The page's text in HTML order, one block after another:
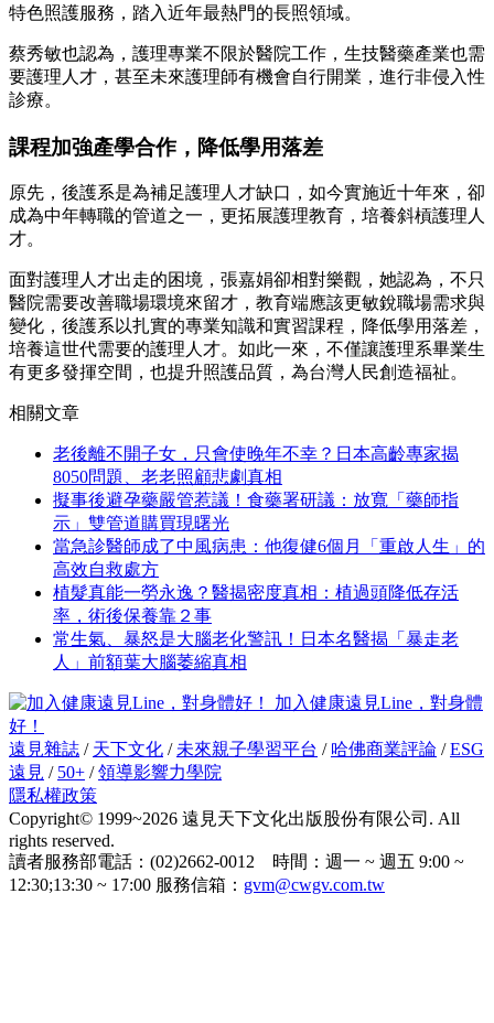
特色照護服務，踏入近年最熱門的長照領域。
蔡秀敏也認為，護理專業不限於醫院工作，生技醫藥產業也需
要護理人才，甚至未來護理師有機會自行開業，進行非侵入性
診療。
課程加強產學合作，降低學用落差
原先，後護系是為補足護理人才缺口，如今實施近十年來，卻
成為中年轉職的管道之一，更拓展護理教育，培養斜槓護理人
才。
面對護理人才出走的困境，張嘉娟卻相對樂觀，她認為，不只
醫院需要改善職場環境來留才，教育端應該更敏銳職場需求與
變化，後護系以扎實的專業知識和實習課程，降低學用落差，
培養這世代需要的護理人才。如此一來，不僅讓護理系畢業生
有更多發揮空間，也提升照護品質，為台灣人民創造福祉。
相關文章
老後離不開子女，只會使晚年不幸？日本高齡專家揭
8050問題、老老照顧悲劇真相
擬事後避孕藥嚴管惹議！食藥署研議：放寬「藥師指
示」雙管道購買現曙光
當急診醫師成了中風病患：他復健6個月「重啟人生」的
高效自救處方
植髮真能一勞永逸？醫揭密度真相：植過頭降低存活
率，術後保養靠２事
常生氣、暴怒是大腦老化警訊！日本名醫揭「暴走老
人」前額葉大腦萎縮真相
加入健康遠見Line，對身體
好！
遠見雜誌 / 天下文化 / 未來親子學習平台 / 哈佛商業評論 /ESG
遠見 / 50+ /領導影響力學院
隱私權政策
Copyright© 1999~2026 遠見天下文化出版股份有限公司. All
rights reserved.
讀者服務部電話：(02)2662-0012 時間：週一 ~ 週五 9:00 ~
12:30;13:30 ~ 17:00 服務信箱： gvm@cwgv.com.tw